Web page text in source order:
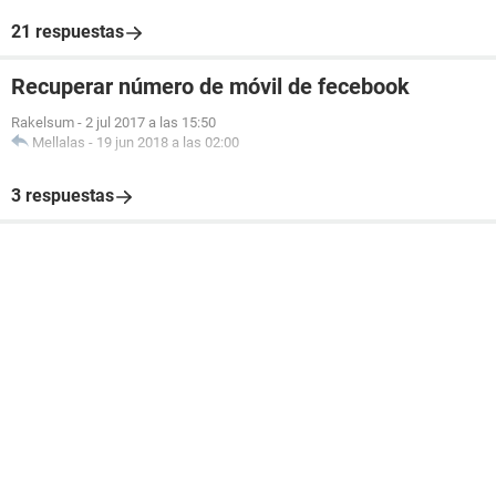
21 respuestas
Recuperar número de móvil de fecebook
Rakelsum - 2 jul 2017 a las 15:50
Mellalas - 19 jun 2018 a las 02:00
3 respuestas